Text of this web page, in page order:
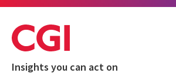
Insights you can act on